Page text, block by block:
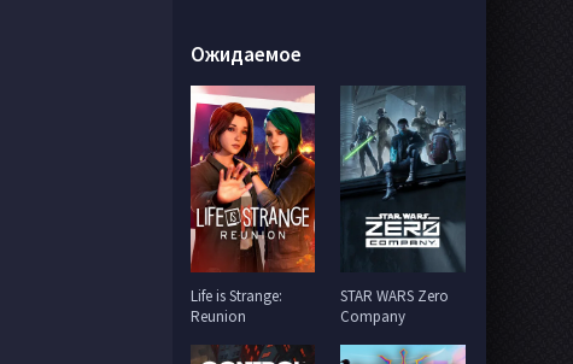
Ожидаемое
Life is Strange:
Reunion
STAR WARS Zero
Company